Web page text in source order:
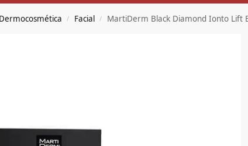
Dermocosmética / Facial / MartiDerm Black Diamond Ionto Lift